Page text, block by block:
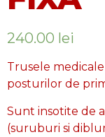
240.00 lei
Trusele
posturilor de
Sunt insotite de
(suruburi si